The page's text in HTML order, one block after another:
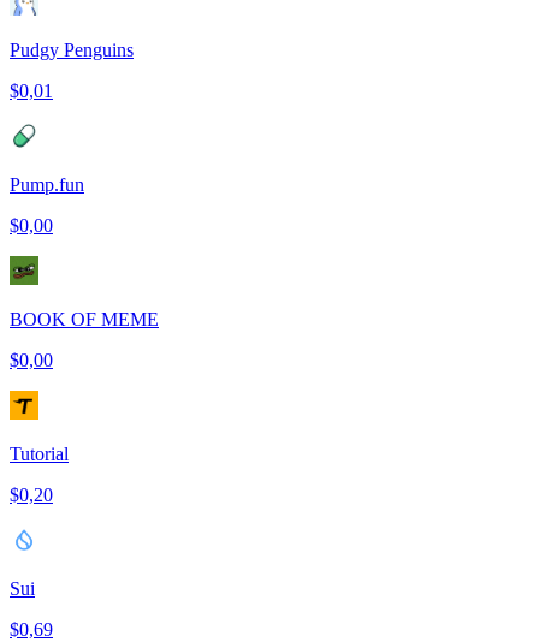
Pudgy Penguins
$0,01
Pump.fun
$0,00
BOOK OF MEME
$0,00
Tutorial
$0,20
Sui
$0,69